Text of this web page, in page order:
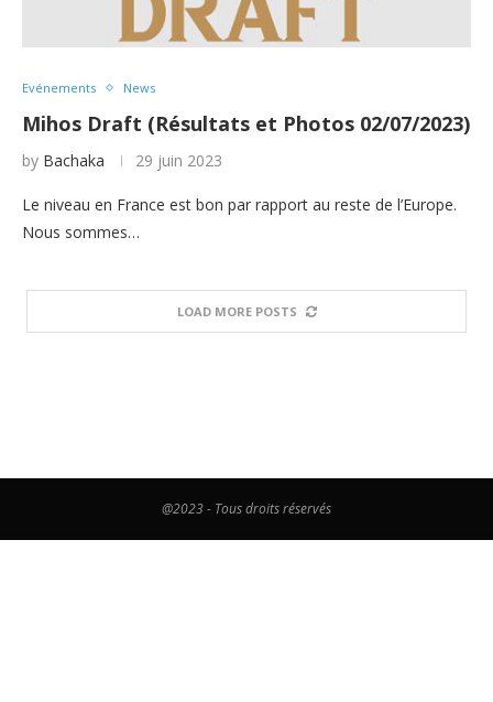
Evénements News
Mihos Draft (Résultats et Photos 02/07/2023)
by Bachaka 29 juin 2023
Le niveau en France est bon par rapport au reste de l’Europe.
Nous sommes…
LOAD MORE POSTS
@2023 - Tous droits réservés